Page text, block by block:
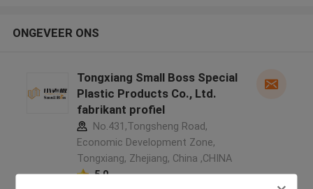
ONGEVEER ONS
Tongxiang Small Boss Special
Plastic Products Co., Ltd.
fabrikant profiel
No.431,Tongsheng Road,
Economic Development Zone,
Tongxiang, Zhejiang, China ,CHINA
5.0